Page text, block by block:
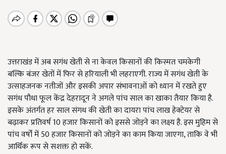
उत्तराखंड में अब सगंध खेती से ना केवल किसानों की किस्मत चमकेगी
बल्कि बंजर खेतों में फिर से हरियाली भी लहराएगी. राज्य में सगंध खेती के
उत्साहजनक नतीजों और इसकी अपार संभावनाओं को ध्यान में रखते हुए
सगंध पौधा फूल केंद्र देहरादून ने अगले पांच साल का खाका तैयार किया है.
इसके अंतर्गत हर साल संगध की खेती का दायरा पांच लाख हेक्टेयर से
बढ़ाकर प्रतिवर्ष 10 हजार किसानों को इससे जोड़ने का लक्ष्य है. इस मुहिम से
पांच वर्षों में 50 हजार किसानों को जोड़ने का काम किया जाएगा, ताकि वे भी
आर्थिक रूप से सशक्त हो सकें.